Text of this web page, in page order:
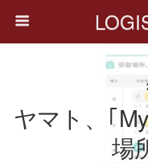
ヤマト、｢
場